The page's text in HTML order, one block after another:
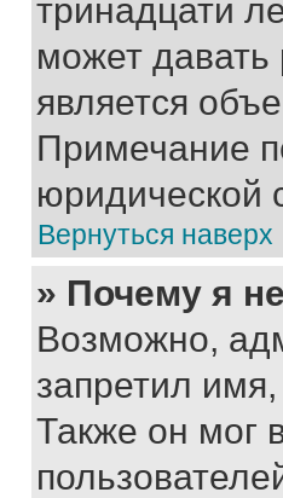
тринадцати
может
является
Примечание
юридической
Вернуться наверх
» Почему я
Возможно,
запретил
Также он мог